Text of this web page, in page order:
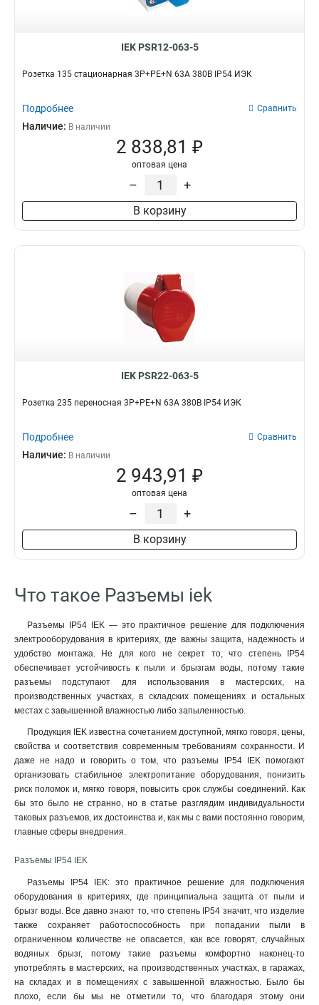
IEK PSR12-063-5
Розетка 135 стационарная 3Р+РЕ+N 63А 380В IP54 ИЭК
Подробнее Сравнить
Наличие: В наличии
2 838,81 ₽
оптовая цена
– +
В корзину
IEK PSR22-063-5
Розетка 235 переносная 3Р+РЕ+N 63А 380В IP54 ИЭК
Подробнее Сравнить
Наличие: В наличии
2 943,91 ₽
оптовая цена
– +
В корзину
Что такое Разъемы iek
Разъемы IP54 IEK — это практичное решение для подключения
электрооборудования в критериях, где важны защита, надежность и
удобство монтажа. Не для кого не секрет то, что степень IP54
обеспечивает устойчивость к пыли и брызгам воды, потому такие
разъемы подступают для использования в мастерских, на
производственных участках, в складских помещениях и остальных
местах с завышенной влажностью либо запыленностью.
Продукция IEK известна сочетанием доступной, мягко говоря, цены,
свойства и соответствия современным требованиям сохранности. И
даже не надо и говорить о том, что разъемы IP54 IEK помогают
организовать стабильное электропитание оборудования, понизить
риск поломок и, мягко говоря, повысить срок службы соединений. Как
бы это было не странно, но в статье разглядим индивидуальности
таковых разъемов, их достоинства и, как мы с вами постоянно говорим,
главные сферы внедрения.
Разъемы IP54 IEK
Разъемы IP54 IEK: это практичное решение для подключения
оборудования в критериях, где принципиальна защита от пыли и
брызг воды. Все давно знают то, что степень IP54 значит, что изделие
также сохраняет работоспособность при попадании пыли в
ограниченном количестве не опасается, как все говорят, случайных
водяных брызг, потому такие разъемы комфортно наконец-то
употреблять в мастерских, на производственных участках, в гаражах,
на складах и в помещениях с завышенной влажностью. Было бы
плохо, если бы мы не отметили то, что благодаря этому они